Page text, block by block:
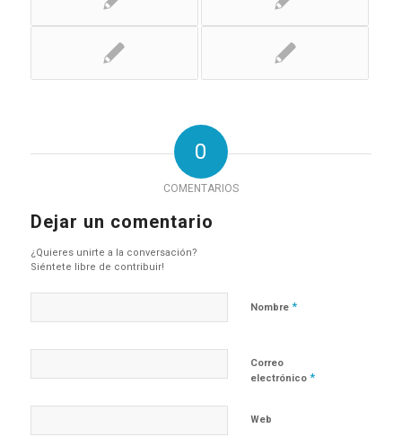
0
COMENTARIOS
Dejar un comentario
¿Quieres unirte a la conversación?
Siéntete libre de contribuir!
Nombre *
Correo
electrónico *
Web